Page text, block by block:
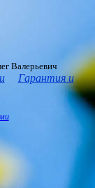
Валерьевич
Гарантия и